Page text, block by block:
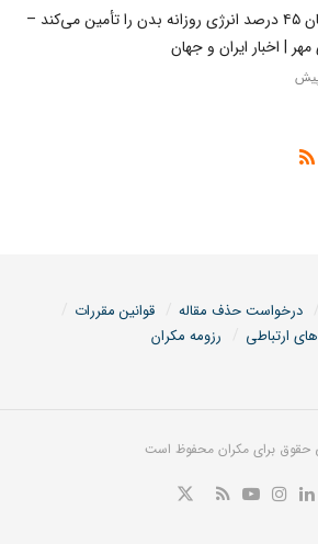
ایمانی: نان ۴۵ درصد انرژی روزانه بدن را تأمین می‌کند –
| اخبار ایران و جهان
درخواست حذف مقاله
قوانین مقررات
ارتباطی
رزومه مکران
حقوق برای مکران محفوظ است